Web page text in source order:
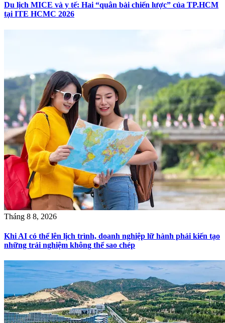
Du lịch MICE và y tế: Hai “quân bài chiến lược” của TP.HCM
tại ITE HCMC 2026
Tháng 8 8, 2026
Khi AI có thể lên lịch trình, doanh nghiệp lữ hành phải kiến tạo
những trải nghiệm không thể sao chép